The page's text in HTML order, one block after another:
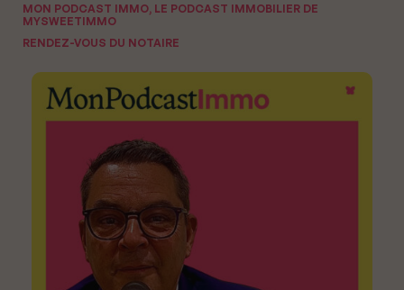
MON PODCAST IMMO, LE PODCAST IMMOBILIER DE
MYSWEETIMMO
RENDEZ-VOUS DU NOTAIRE